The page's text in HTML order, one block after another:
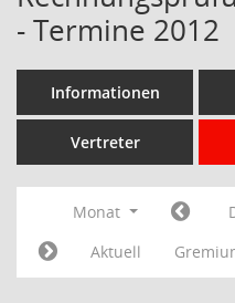
- Termine 2012
Informationen
Vertreter
Monat
Aktuell